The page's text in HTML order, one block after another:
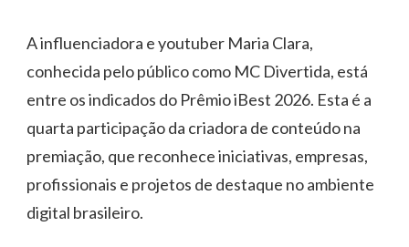
A influenciadora e youtuber Maria Clara,
conhecida pelo público como MC Divertida, está
entre os indicados do Prêmio iBest 2026. Esta é a
quarta participação da criadora de conteúdo na
premiação, que reconhece iniciativas, empresas,
profissionais e projetos de destaque no ambiente
digital brasileiro.